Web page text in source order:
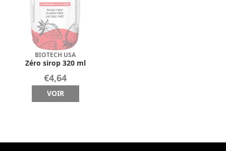
BIOTECH USA
Zéro sirop 320 ml
€4,64
VOIR